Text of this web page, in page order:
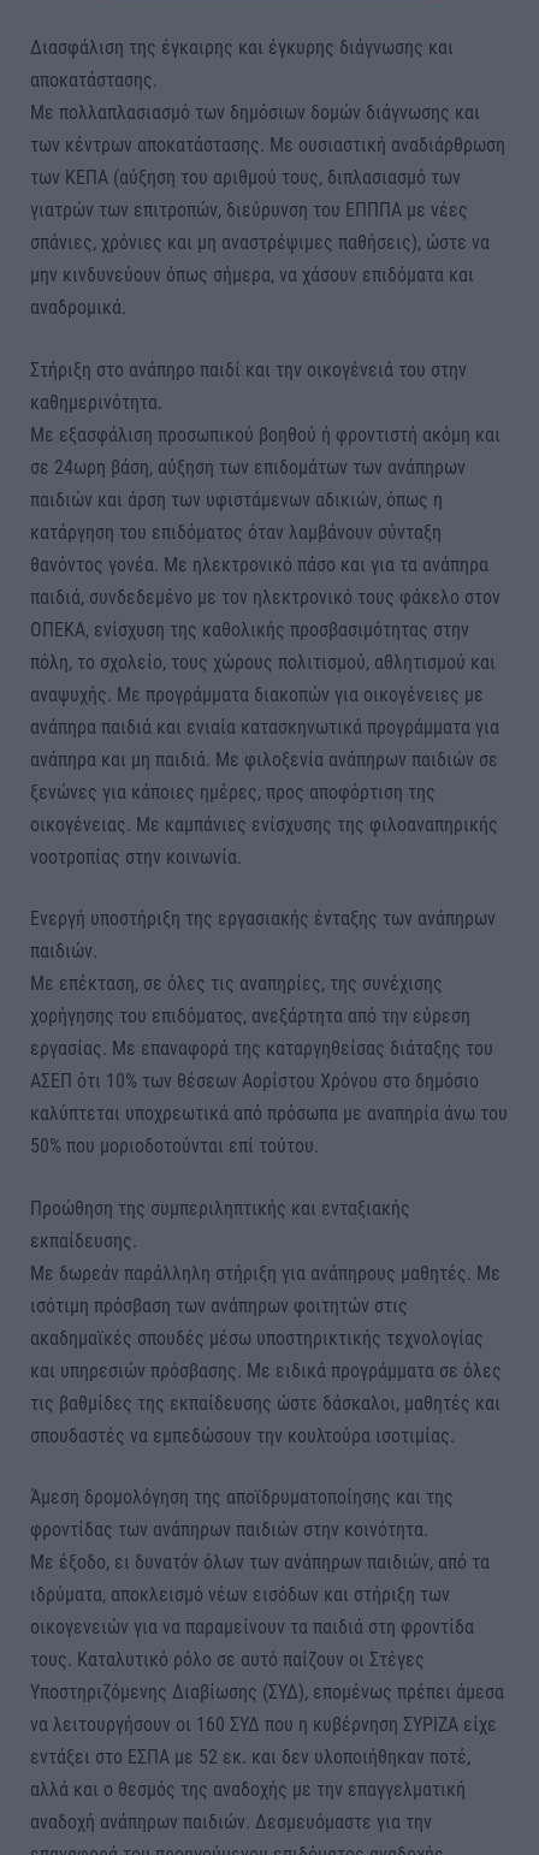
Διασφάλιση της έγκαιρης και έγκυρης διάγνωσης και
αποκατάστασης.
Με πολλαπλασιασμό των δημόσιων δομών διάγνωσης και
των κέντρων αποκατάστασης. Με ουσιαστική αναδιάρθρωση
των ΚΕΠΑ (αύξηση του αριθμού τους, διπλασιασμό των
γιατρών των επιτροπών, διεύρυνση του ΕΠΠΠΑ με νέες
σπάνιες, χρόνιες και μη αναστρέψιμες παθήσεις), ώστε να
μην κινδυνεύουν όπως σήμερα, να χάσουν επιδόματα και
αναδρομικά.
Στήριξη στο ανάπηρο παιδί και την οικογένειά του στην
καθημερινότητα.
Με εξασφάλιση προσωπικού βοηθού ή φροντιστή ακόμη και
σε 24ωρη βάση, αύξηση των επιδομάτων των ανάπηρων
παιδιών και άρση των υφιστάμενων αδικιών, όπως η
κατάργηση του επιδόματος όταν λαμβάνουν σύνταξη
θανόντος γονέα. Με ηλεκτρονικό πάσο και για τα ανάπηρα
παιδιά, συνδεδεμένο με τον ηλεκτρονικό τους φάκελο στον
ΟΠΕΚΑ, ενίσχυση της καθολικής προσβασιμότητας στην
πόλη, το σχολείο, τους χώρους πολιτισμού, αθλητισμού και
αναψυχής. Με προγράμματα διακοπών για οικογένειες με
ανάπηρα παιδιά και ενιαία κατασκηνωτικά προγράμματα για
ανάπηρα και μη παιδιά. Με φιλοξενία ανάπηρων παιδιών σε
ξενώνες για κάποιες ημέρες, προς αποφόρτιση της
οικογένειας. Με καμπάνιες ενίσχυσης της φιλοαναπηρικής
νοοτροπίας στην κοινωνία.
Ενεργή υποστήριξη της εργασιακής ένταξης των ανάπηρων
παιδιών.
Με επέκταση, σε όλες τις αναπηρίες, της συνέχισης
χορήγησης του επιδόματος, ανεξάρτητα από την εύρεση
εργασίας. Με επαναφορά της καταργηθείσας διάταξης του
ΑΣΕΠ ότι 10% των θέσεων Αορίστου Χρόνου στο δημόσιο
καλύπτεται υποχρεωτικά από πρόσωπα με αναπηρία άνω του
50% που μοριοδοτούνται επί τούτου.
Προώθηση της συμπεριληπτικής και ενταξιακής
εκπαίδευσης.
Με δωρεάν παράλληλη στήριξη για ανάπηρους μαθητές. Με
ισότιμη πρόσβαση των ανάπηρων φοιτητών στις
ακαδημαϊκές σπουδές μέσω υποστηρικτικής τεχνολογίας
και υπηρεσιών πρόσβασης. Με ειδικά προγράμματα σε όλες
τις βαθμίδες της εκπαίδευσης ώστε δάσκαλοι, μαθητές και
σπουδαστές να εμπεδώσουν την κουλτούρα ισοτιμίας.
Άμεση δρομολόγηση της αποϊδρυματοποίησης και της
φροντίδας των ανάπηρων παιδιών στην κοινότητα.
Με έξοδο, ει δυνατόν όλων των ανάπηρων παιδιών, από τα
ιδρύματα, αποκλεισμό νέων εισόδων και στήριξη των
οικογενειών για να παραμείνουν τα παιδιά στη φροντίδα
τους. Καταλυτικό ρόλο σε αυτό παίζουν οι Στέγες
Υποστηριζόμενης Διαβίωσης (ΣΥΔ), επομένως πρέπει άμεσα
να λειτουργήσουν οι 160 ΣΥΔ που η κυβέρνηση ΣΥΡΙΖΑ είχε
εντάξει στο ΕΣΠΑ με 52 εκ. και δεν υλοποιήθηκαν ποτέ,
αλλά και ο θεσμός της αναδοχής με την επαγγελματική
αναδοχή ανάπηρων παιδιών. Δεσμευόμαστε για την